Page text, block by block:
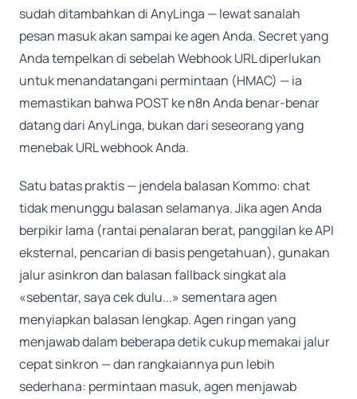
sudah ditambahkan di AnyLinga — lewat sanalah
pesan masuk akan sampai ke agen Anda. Secret yang
Anda tempelkan di sebelah Webhook URL diperlukan
untuk menandatangani permintaan (HMAC) — ia
memastikan bahwa POST ke n8n Anda benar-benar
datang dari AnyLinga, bukan dari seseorang yang
menebak URL webhook Anda.
Satu batas praktis — jendela balasan Kommo: chat
tidak menunggu balasan selamanya. Jika agen Anda
berpikir lama (rantai penalaran berat, panggilan ke API
eksternal, pencarian di basis pengetahuan), gunakan
jalur asinkron dan balasan fallback singkat ala
«sebentar, saya cek dulu...» sementara agen
menyiapkan balasan lengkap. Agen ringan yang
menjawab dalam beberapa detik cukup memakai jalur
cepat sinkron — dan rangkaiannya pun lebih
sederhana: permintaan masuk, agen menjawab